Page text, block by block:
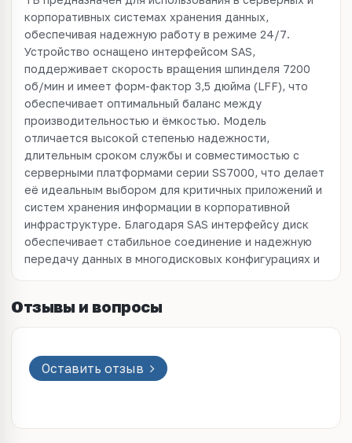
корпоративных системах хранения данных,
обеспечивая надежную работу в режиме 24/7.
Устройство оснащено интерфейсом SAS,
поддерживает скорость вращения шпинделя 7200
об/мин и имеет форм-фактор 3,5 дюйма (LFF), что
обеспечивает оптимальный баланс между
производительностью и ёмкостью. Модель
отличается высокой степенью надежности,
длительным сроком службы и совместимостью с
серверными платформами серии SS7000, что делает
её идеальным выбором для критичных приложений и
систем хранения информации в корпоративной
инфраструктуре. Благодаря SAS интерфейсу диск
обеспечивает стабильное соединение и надежную
передачу данных в многодисковых конфигурациях и
Отзывы и вопросы
Оставить отзыв